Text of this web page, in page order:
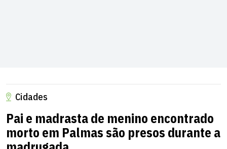
Cidades
Pai e madrasta de menino encontrado
morto em Palmas são presos durante a